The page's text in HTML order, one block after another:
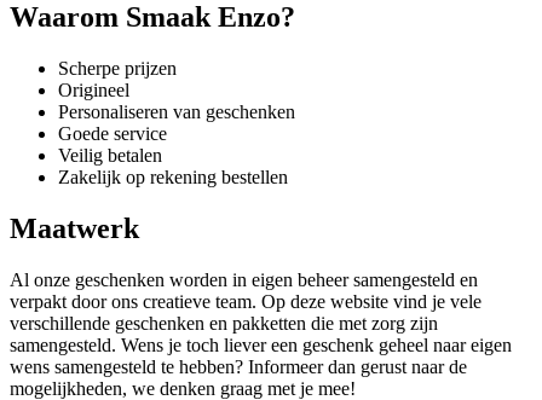
Waarom Smaak Enzo?
Scherpe prijzen
Origineel
Personaliseren van geschenken
Goede service
Veilig betalen
Zakelijk op rekening bestellen
Maatwerk
Al onze geschenken worden in eigen beheer samengesteld en
verpakt door ons creatieve team. Op deze website vind je vele
verschillende geschenken en pakketten die met zorg zijn
samengesteld. Wens je toch liever een geschenk geheel naar eigen
wens samengesteld te hebben? Informeer dan gerust naar de
mogelijkheden, we denken graag met je mee!